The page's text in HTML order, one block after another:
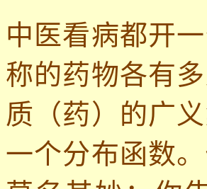
中医看病都开
称的药物各有
质（药）的广
一个分布函数